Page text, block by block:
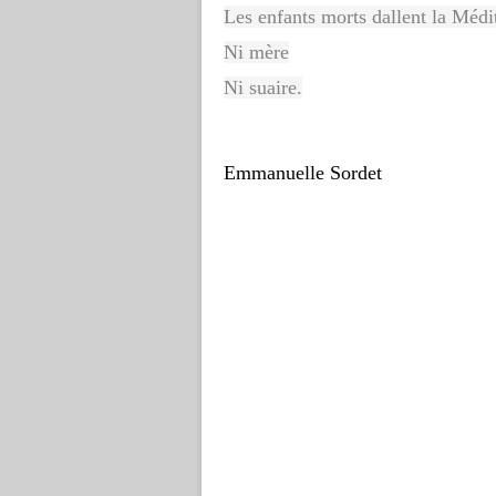
Les enfants morts dallent la
Ni mère
Ni suaire.
Emmanuelle Sordet